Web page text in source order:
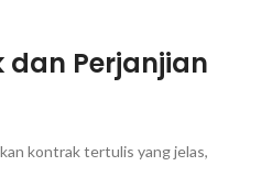
Perjanjian
kontrak tertulis yang jelas,